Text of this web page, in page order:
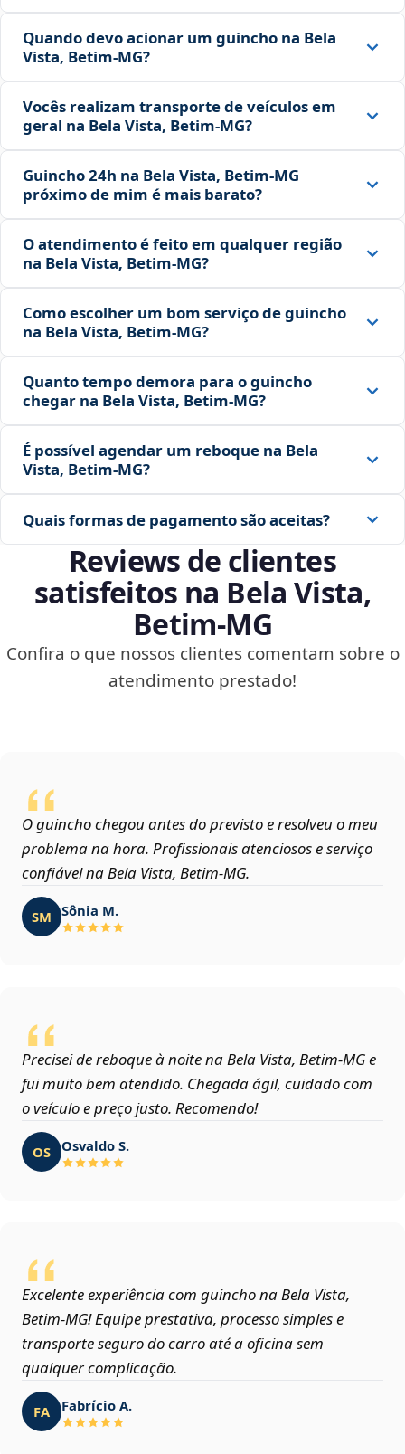
Quando devo acionar um guincho na Bela
Vista, Betim‑MG?
Vocês realizam transporte de veículos em
geral na Bela Vista, Betim‑MG?
Guincho 24h na Bela Vista, Betim‑MG
próximo de mim é mais barato?
O atendimento é feito em qualquer região
na Bela Vista, Betim‑MG?
Como escolher um bom serviço de guincho
na Bela Vista, Betim‑MG?
Quanto tempo demora para o guincho
chegar na Bela Vista, Betim‑MG?
É possível agendar um reboque na Bela
Vista, Betim‑MG?
Quais formas de pagamento são aceitas?
Reviews de clientes
satisfeitos na Bela Vista,
Betim‑MG
Confira o que nossos clientes comentam sobre o
atendimento prestado!
O guincho chegou antes do previsto e resolveu o meu
problema na hora. Profissionais atenciosos e serviço
confiável na Bela Vista, Betim‑MG.
SM Sônia M.
Precisei de reboque à noite na Bela Vista, Betim‑MG e
fui muito bem atendido. Chegada ágil, cuidado com
o veículo e preço justo. Recomendo!
OS Osvaldo S.
Excelente experiência com guincho na Bela Vista,
Betim‑MG! Equipe prestativa, processo simples e
transporte seguro do carro até a oficina sem
qualquer complicação.
FA Fabrício A.